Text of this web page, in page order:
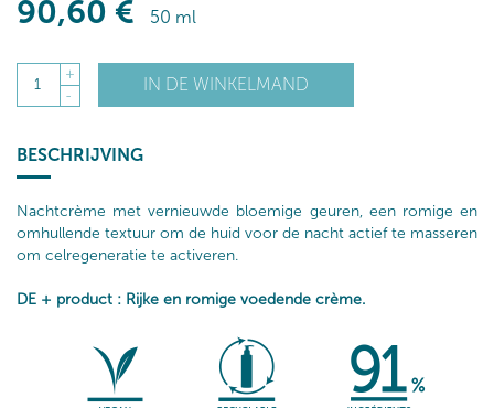
90,60 € 50 ml
1
+
-
IN DE WINKELMAND
BESCHRIJVING
Nachtcrème met vernieuwde bloemige geuren, een romige en
omhullende textuur om de huid voor de nacht actief te masseren
om celregeneratie te activeren.
DE + product : Rijke en romige voedende crème.